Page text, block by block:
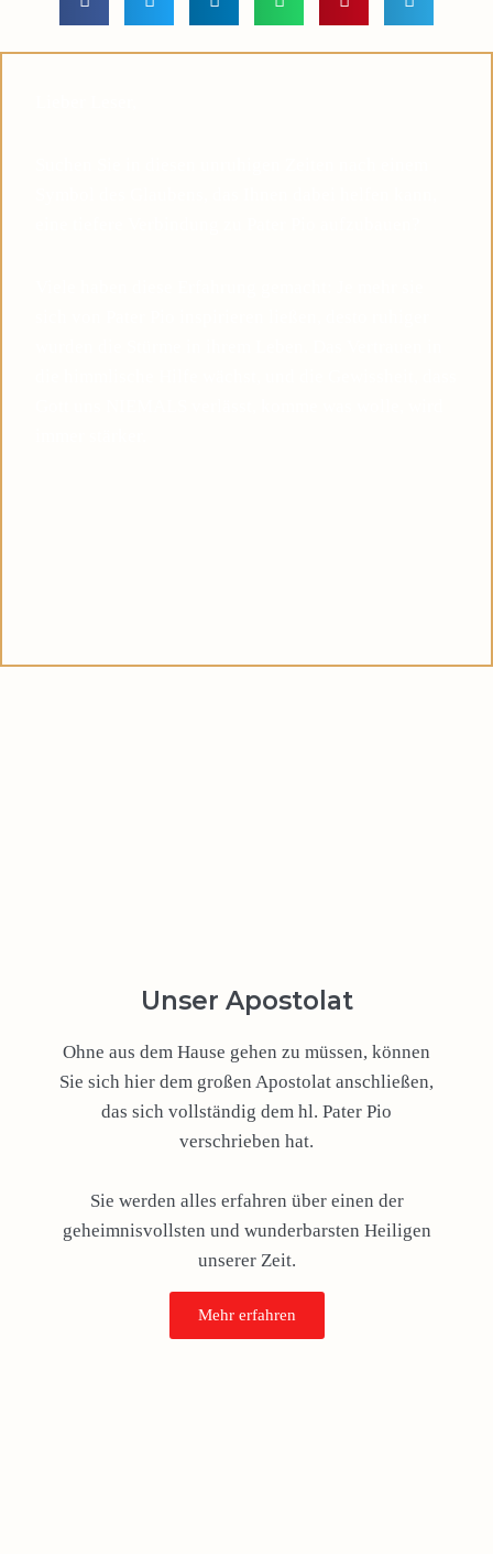
Unser Apostolat
Ohne aus dem Hause gehen zu müssen, können
Sie sich hier dem großen Apostolat anschließen,
das sich vollständig dem hl. Pater Pio
verschrieben hat.
Sie werden alles erfahren über einen der
geheimnisvollsten und wunderbarsten Heiligen
unserer Zeit.
Mehr erfahren